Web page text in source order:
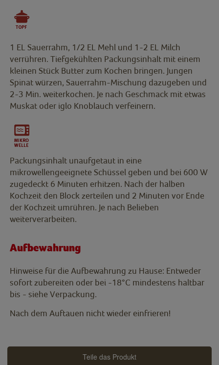
1 EL Sauerrahm, 1/2 EL Mehl und 1-2 EL Milch
verrühren. Tiefgekühlten Packungsinhalt mit einem
kleinen Stück Butter zum Kochen bringen. Jungen
Spinat würzen, Sauerrahm-Mischung dazugeben und
2-3 Min. weiterkochen. Je nach Geschmack mit etwas
Muskat oder iglo Knoblauch verfeinern.
Packungsinhalt unaufgetaut in eine
mikrowellengeeignete Schüssel geben und bei 600 W
zugedeckt 6 Minuten erhitzen. Nach der halben
Kochzeit den Block zerteilen und 2 Minuten vor Ende
der Kochzeit umrühren. Je nach Belieben
weiterverarbeiten.
Aufbewahrung
Hinweise für die Aufbewahrung zu Hause: Entweder
sofort zubereiten oder bei -18°C mindestens haltbar
bis - siehe Verpackung.
Nach dem Auftauen nicht wieder einfrieren!
Teile das Produkt